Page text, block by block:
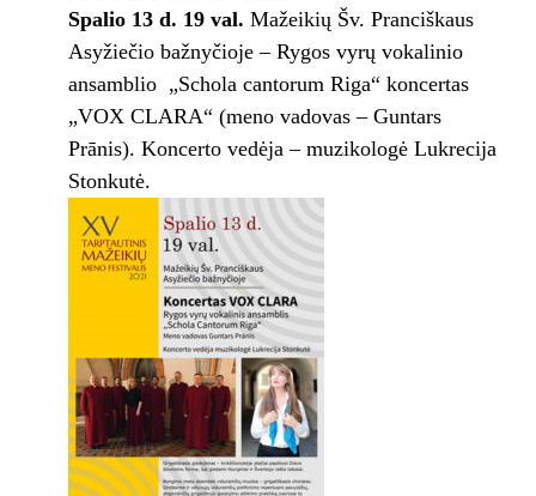
Spalio 13 d. 19 val. Mažeikių Šv. Pranciškaus
Asyžiečio bažnyčioje – Rygos vyrų vokalinio
ansamblio „Schola cantorum Riga“ koncertas
„VOX CLARA“ (meno vadovas – Guntars
Prānis). Koncerto vedėja – muzikologė Lukrecija
Stonkutė.